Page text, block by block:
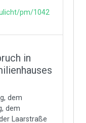
pm/1042
in
dem
dem
Laarstraße